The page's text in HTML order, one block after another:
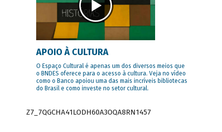
APOIO À CULTURA
O Espaço Cultural é apenas um dos diversos meios que
o BNDES oferece para o acesso à cultura. Veja no vídeo
como o Banco apoiou uma das mais incríveis bibliotecas
do Brasil e como investe no setor cultural.
Z7_7QGCHA41LODH60A3OQA8RN1457